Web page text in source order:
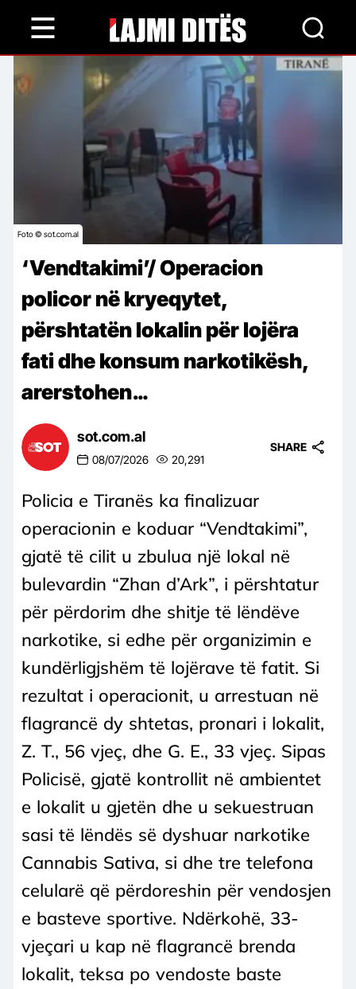
content
Foto © sot.com.al
‘Vendtakimi’/ Operacion
policor në kryeqytet,
përshtatën lokalin për lojëra
fati dhe konsum narkotikësh,
arerstohen…
sot.com.al
08/07/2026 20,291
SHARE
Policia e Tiranës ka finalizuar
operacionin e koduar “Vendtakimi”,
gjatë të cilit u zbulua një lokal në
bulevardin “Zhan d’Ark”, i përshtatur
për përdorim dhe shitje të lëndëve
narkotike, si edhe për organizimin e
kundërligjshëm të lojërave të fatit. Si
rezultat i operacionit, u arrestuan në
flagrancë dy shtetas, pronari i lokalit,
Z. T., 56 vjeç, dhe G. E., 33 vjeç. Sipas
Policisë, gjatë kontrollit në ambientet
e lokalit u gjetën dhe u sekuestruan
sasi të lëndës së dyshuar narkotike
Cannabis Sativa, si dhe tre telefona
celularë që përdoreshin për vendosjen
e basteve sportive. Ndërkohë, 33-
vjeçari u kap në flagrancë brenda
lokalit, teksa po vendoste baste